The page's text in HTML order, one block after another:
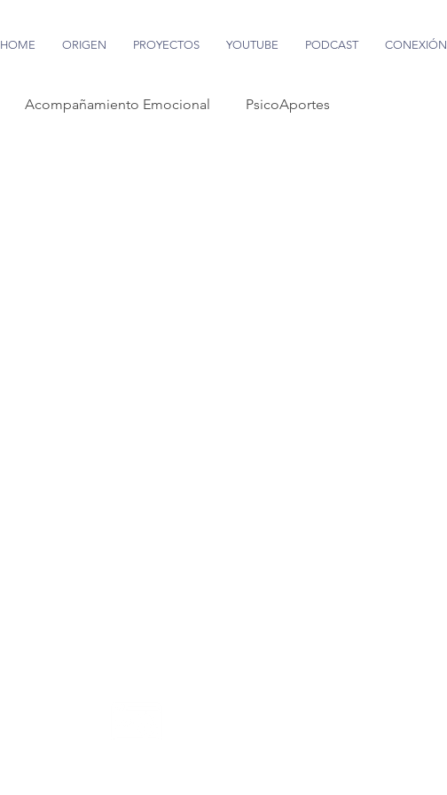
HOME ORIGEN PROYECTOS YOUTUBE PODCAST CONEXIÓN
Acompañamiento Emocional PsicoAportes